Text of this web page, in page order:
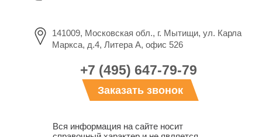
141009, Московская обл., г. Мытищи, ул. Карла
Маркса, д.4, Литера А, офис 526
+7 (495) 647-79-79
Заказать звонок
Вся информация на сайте носит